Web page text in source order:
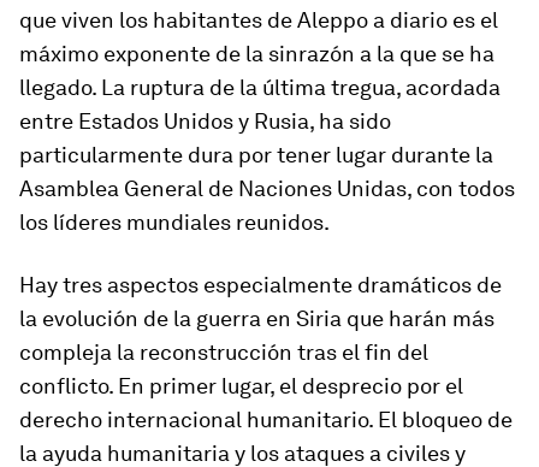
que viven los habitantes de Aleppo a diario es el
máximo exponente de la sinrazón a la que se ha
llegado. La ruptura de la última tregua, acordada
entre Estados Unidos y Rusia, ha sido
particularmente dura por tener lugar durante la
Asamblea General de Naciones Unidas, con todos
los líderes mundiales reunidos.
Hay tres aspectos especialmente dramáticos de
la evolución de la guerra en Siria que harán más
compleja la reconstrucción tras el fin del
conflicto. En primer lugar, el desprecio por el
derecho internacional humanitario. El bloqueo de
la ayuda humanitaria y los ataques a civiles y